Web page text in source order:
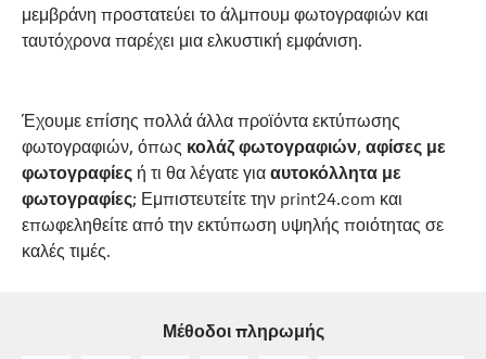
μεμβράνη προστατεύει το άλμπουμ φωτογραφιών και
ταυτόχρονα παρέχει μια ελκυστική εμφάνιση.
Έχουμε επίσης πολλά άλλα προϊόντα εκτύπωσης
φωτογραφιών, όπως κολάζ φωτογραφιών, αφίσες με
φωτογραφίες ή τι θα λέγατε για αυτοκόλλητα με
φωτογραφίες; Εμπιστευτείτε την print24.com και
επωφεληθείτε από την εκτύπωση υψηλής ποιότητας σε
καλές τιμές.
Μέθοδοι πληρωμής